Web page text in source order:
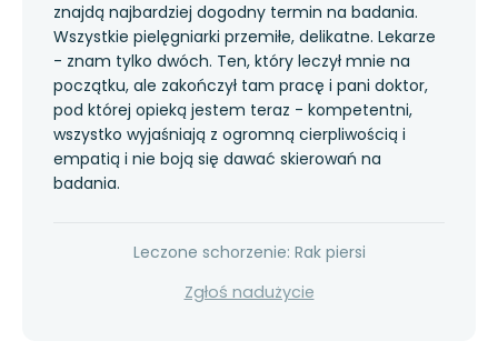
znajdą najbardziej dogodny termin na badania.
Wszystkie pielęgniarki przemiłe, delikatne. Lekarze
- znam tylko dwóch. Ten, który leczył mnie na
początku, ale zakończył tam pracę i pani doktor,
pod której opieką jestem teraz - kompetentni,
wszystko wyjaśniają z ogromną cierpliwością i
empatią i nie boją się dawać skierowań na
badania.
Leczone schorzenie: Rak piersi
Zgłoś nadużycie